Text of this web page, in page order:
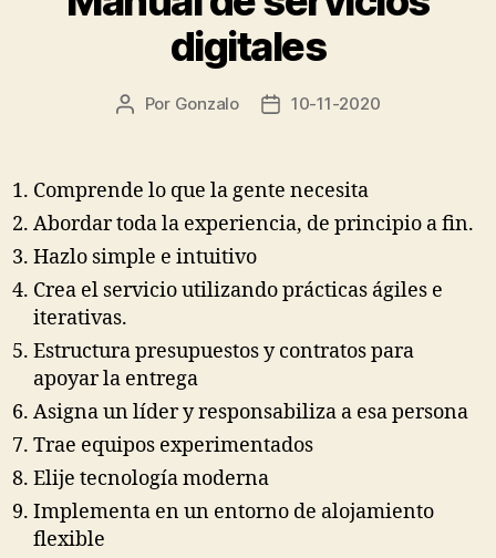
digitales
Autor
entrada
Por Gonzalo
Fecha10-11-2020
Comprende lo que la gente necesita
Abordar toda la experiencia, de principio a fin.
Hazlo simple e intuitivo
Crea el servicio utilizando prácticas ágiles e
iterativas.
Estructura presupuestos y contratos para
apoyar la entrega
Asigna un líder y responsabiliza a esa persona
Trae equipos experimentados
Elije tecnología moderna
Implementa en un entorno de alojamiento
flexible